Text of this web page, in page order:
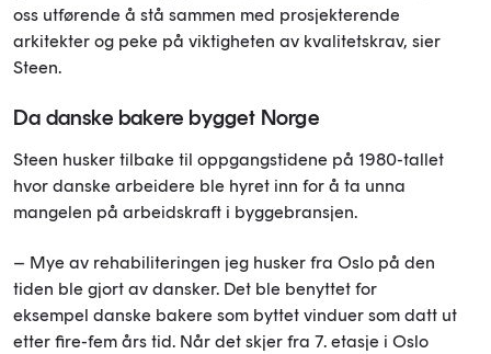
oss utførende å stå sammen med prosjekterende
arkitekter og peke på viktigheten av kvalitetskrav, sier
Steen.
Da danske bakere bygget Norge
Steen husker tilbake til oppgangstidene på 1980-tallet
hvor danske arbeidere ble hyret inn for å ta unna
mangelen på arbeidskraft i byggebransjen.
– Mye av rehabiliteringen jeg husker fra Oslo på den
tiden ble gjort av dansker. Det ble benyttet for
eksempel danske bakere som byttet vinduer som datt ut
etter fire-fem års tid. Når det skjer fra 7. etasje i Oslo